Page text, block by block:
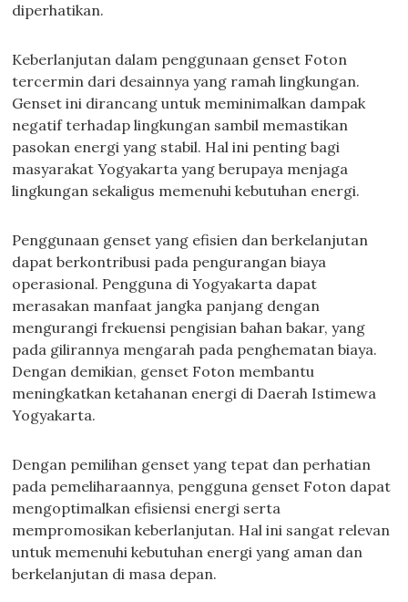
diperhatikan.
Keberlanjutan dalam penggunaan genset Foton
tercermin dari desainnya yang ramah lingkungan.
Genset ini dirancang untuk meminimalkan dampak
negatif terhadap lingkungan sambil memastikan
pasokan energi yang stabil. Hal ini penting bagi
masyarakat Yogyakarta yang berupaya menjaga
lingkungan sekaligus memenuhi kebutuhan energi.
Penggunaan genset yang efisien dan berkelanjutan
dapat berkontribusi pada pengurangan biaya
operasional. Pengguna di Yogyakarta dapat
merasakan manfaat jangka panjang dengan
mengurangi frekuensi pengisian bahan bakar, yang
pada gilirannya mengarah pada penghematan biaya.
Dengan demikian, genset Foton membantu
meningkatkan ketahanan energi di Daerah Istimewa
Yogyakarta.
Dengan pemilihan genset yang tepat dan perhatian
pada pemeliharaannya, pengguna genset Foton dapat
mengoptimalkan efisiensi energi serta
mempromosikan keberlanjutan. Hal ini sangat relevan
untuk memenuhi kebutuhan energi yang aman dan
berkelanjutan di masa depan.